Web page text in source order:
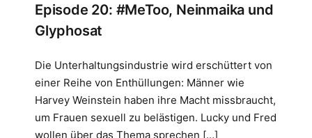
Episode 20: #MeToo, Neinmaika und
Glyphosat
Die Unterhaltungsindustrie wird erschüttert von
einer Reihe von Enthüllungen: Männer wie
Harvey Weinstein haben ihre Macht missbraucht,
um Frauen sexuell zu belästigen. Lucky und Fred
wollen über das Thema sprechen […]